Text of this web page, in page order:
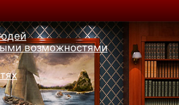
возможностями